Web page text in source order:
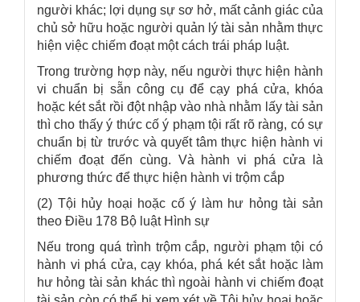
người khác; lợi dụng sự sơ hở, mất cảnh giác của
chủ sở hữu hoặc người quản lý tài sản nhằm thực
hiện việc chiếm đoạt một cách trái pháp luật.
Trong trường hợp này, nếu người thực hiện hành
vi chuẩn bị sẵn công cụ để cạy phá cửa, khóa
hoặc két sắt rồi đột nhập vào nhà nhằm lấy tài sản
thì cho thấy ý thức cố ý phạm tội rất rõ ràng, có sự
chuẩn bị từ trước và quyết tâm thực hiện hành vi
chiếm đoạt đến cùng. Và hành vi phá cửa là
phương thức để thực hiện hành vi trộm cắp
(2) Tội hủy hoại hoặc cố ý làm hư hỏng tài sản
theo Điều 178 Bộ luật Hình sự
Nếu trong quá trình trộm cắp, người phạm tội có
hành vi phá cửa, cạy khóa, phá két sắt hoặc làm
hư hỏng tài sản khác thì ngoài hành vi chiếm đoạt